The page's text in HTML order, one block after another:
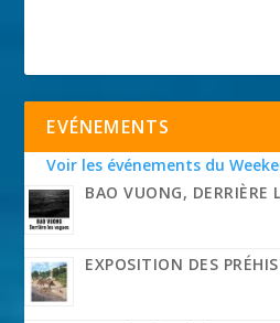
EVÉNEMENTS
Voir les événements du
BAO VUONG, DERRIÈRE
EXPOSITION DES